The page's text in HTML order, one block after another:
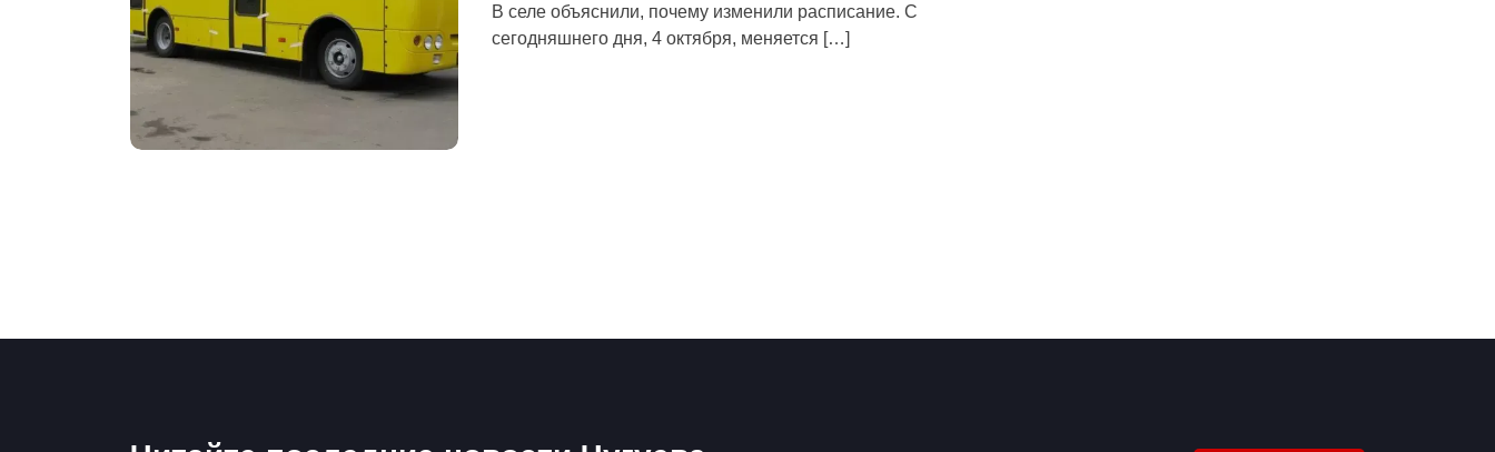
В селе объяснили, почему изменили расписание. С
сегодняшнего дня, 4 октября, меняется […]